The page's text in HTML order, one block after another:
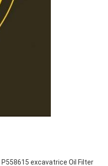
P558615 excavatrice Oil Filter